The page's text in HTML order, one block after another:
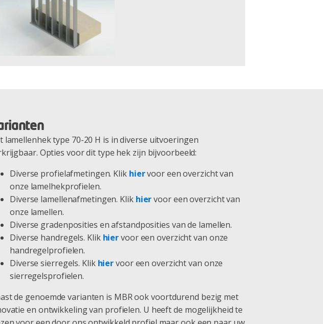
lamellenhek type 70-20 H is in diverse uitvoeringen
Opties voor dit type hek zijn bijvoorbeeld:
Diverse profielafmetingen. Klik hiervoor een overzicht van
onze lamelhekprofielen.
Diverse lamellenafmetingen. Klik hiervoor een overzicht van
onze lamellen.
Diverse gradenposities en afstandposities van de lamellen.
Diverse handregels. Klik hiervoor een overzicht van onze
handregelprofielen.
Diverse sierregels. Klik hiervoor een overzicht van onze
sierregelsprofielen.
de genoemde varianten is MBR ook voortdurend bezig met
en ontwikkeling van profielen. U heeft de mogelijkheid te